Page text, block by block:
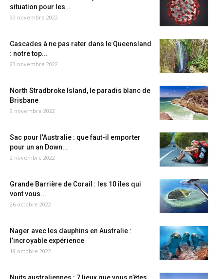
situation pour les...
30 novembre 2022
Cascades à ne pas rater dans le Queensland
: notre top...
23 novembre 2022
North Stradbroke Island, le paradis blanc de
Brisbane
9 novembre 2022
Sac pour l’Australie : que faut-il emporter
pour un an Down...
2 novembre 2022
Grande Barrière de Corail : les 10 îles qui
vont vous...
26 octobre 2022
Nager avec les dauphins en Australie :
l’incroyable expérience
19 octobre 2022